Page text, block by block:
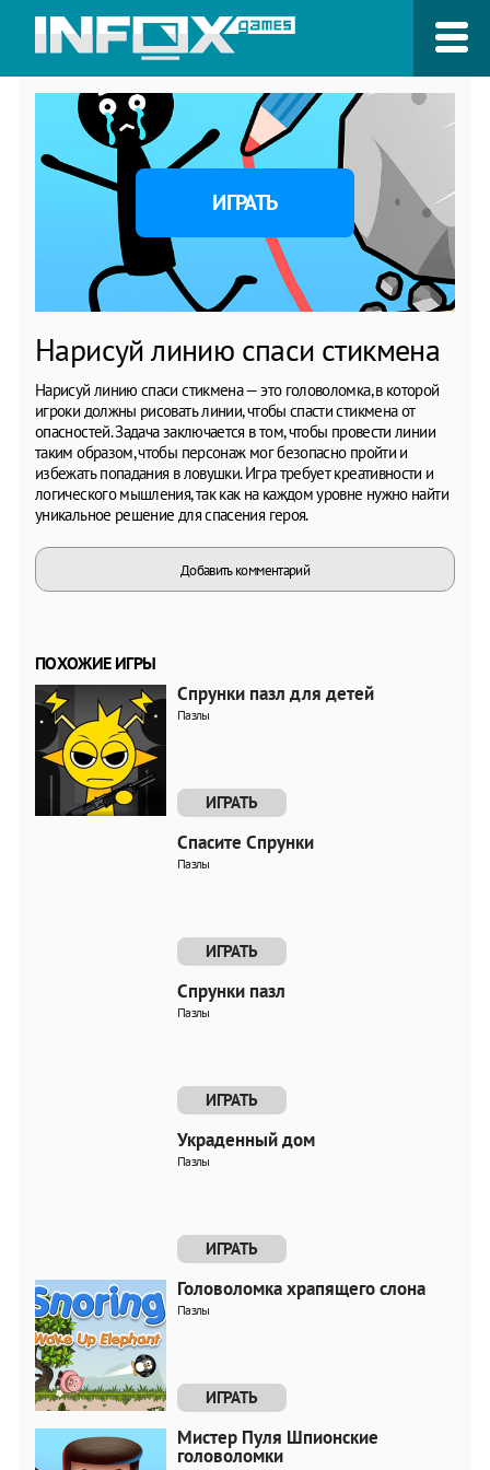
ИГРАТЬ
Нарисуй линию спаси стикмена
Нарисуй линию спаси стикмена — это головоломка, в которой
игроки должны рисовать линии, чтобы спасти стикмена от
опасностей. Задача заключается в том, чтобы провести линии
таким образом, чтобы персонаж мог безопасно пройти и
избежать попадания в ловушки. Игра требует креативности и
логического мышления, так как на каждом уровне нужно найти
уникальное решение для спасения героя.
Добавить комментарий
ПОХОЖИЕ ИГРЫ
Спрунки пазл для детей
Пазлы
ИГРАТЬ
Спасите Спрунки
Пазлы
ИГРАТЬ
Спрунки пазл
Пазлы
ИГРАТЬ
Украденный дом
Пазлы
ИГРАТЬ
Головоломка храпящего слона
Пазлы
ИГРАТЬ
Мистер Пуля Шпионские
головоломки